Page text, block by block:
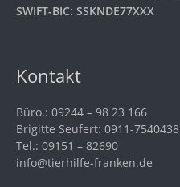
SWIFT-BIC: SSKNDE77XXX
Kontakt
Büro.: 09244 – 98 23 166
Brigitte Seufert: 0911-7540438
Tel.: 09151 – 82690
info@tierhilfe-franken.de